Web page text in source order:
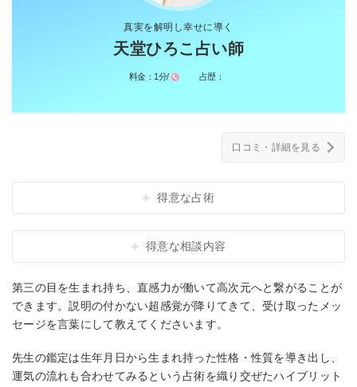
真実を解明し幸せに導く
天堂ひろこ占い師
料金： 1分/ 占歴：
口コミ・詳細を見る
得意な占術
得意な相談内容
第三の目を生まれ持ち、直感力が働いて高次元へと繋がることが
できます。説明の付かない超感覚が降りてきて、受け取ったメッ
セージを言葉にして教えてくださいます。
先生の鑑定は生年月日から生まれ持った性格・性質を導き出し、
運気の流れも合わせてみるという占術を織り交ぜたハイブリット